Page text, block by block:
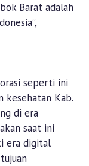
Barat adalah
seperti ini
kesehatan Kab.
di era
saat ini
era digital